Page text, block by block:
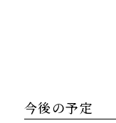
今後の予定